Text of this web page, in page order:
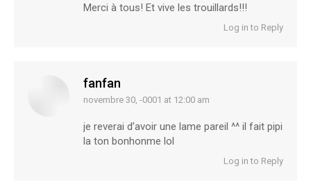
Merci à tous! Et vive les trouillards!!!
Log in to Reply
fanfan
says:
novembre 30, -0001 at 12:00 am
je reverai d’avoir une lame pareil ^^ il fait pipi
la ton bonhonme lol
Log in to Reply